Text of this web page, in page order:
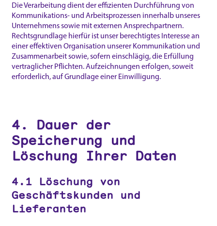
Die Verarbeitung dient der effizienten Durchführung von
Kommunikations- und Arbeitsprozessen innerhalb unseres
Unternehmens sowie mit externen Ansprechpartnern.
Rechtsgrundlage hierfür ist unser berechtigtes Interesse an
einer effektiven Organisation unserer Kommunikation und
Zusammenarbeit sowie, sofern einschlägig, die Erfüllung
vertraglicher Pflichten. Aufzeichnungen erfolgen, soweit
erforderlich, auf Grundlage einer Einwilligung.
4. Dauer der
Speicherung und
Löschung Ihrer Daten
4.1 Löschung von
Geschäftskunden und
Lieferanten